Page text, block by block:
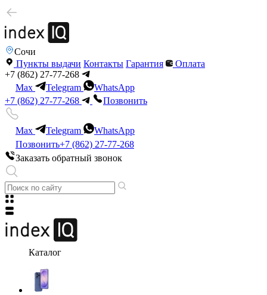
Сочи
Пункты выдачи Контакты Гарантия
Оплата
+7 (862) 27-77-268
Max
Telegram
WhatsApp
+7 (862) 27-77-268
Позвонить
Max Telegram
WhatsApp
Позвонить+7 (862) 27-77-268
Заказать обратный звонок
Каталог